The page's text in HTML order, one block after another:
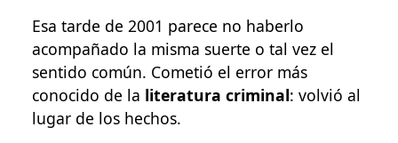
Esa tarde de 2001 parece no haberlo
acompañado la misma suerte o tal vez el
sentido común. Cometió el error más
conocido de la literatura criminal: volvió al
lugar de los hechos.